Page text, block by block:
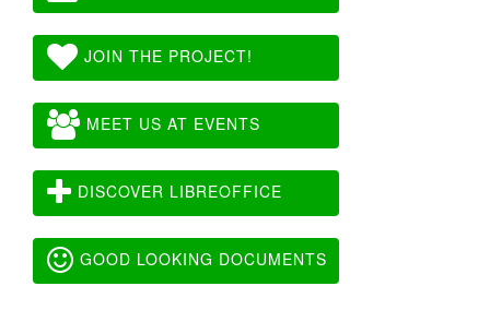
JOIN THE PROJECT!
MEET US AT EVENTS
DISCOVER LIBREOFFICE
GOOD LOOKING DOCUMENTS